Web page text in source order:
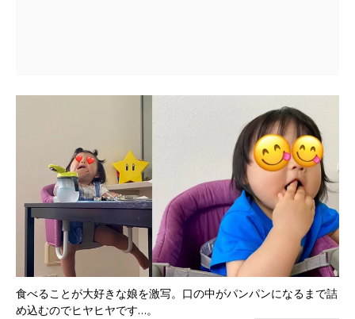
食べることが大好きな娘を激写。口の中がパンパンになるまで詰
め込むのでヒヤヒヤです…。